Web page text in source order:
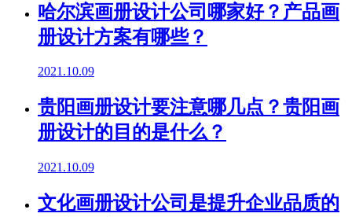
哈尔滨画册设计公司哪家好？产品画
册设计方案有哪些？
2021.10.09
贵阳画册设计要注意哪几点？贵阳画
册设计的目的是什么？
2021.10.09
文化画册设计公司是提升企业品质的